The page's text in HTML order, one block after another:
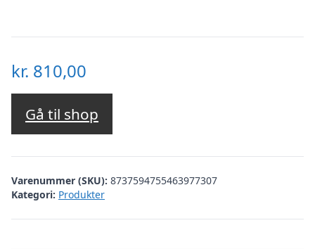
kr. 810,00
Gå til shop
Varenummer (SKU): 8737594755463977307
Kategori: Produkter